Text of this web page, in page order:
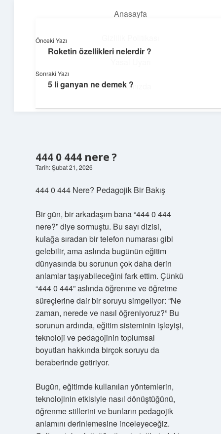
Anasayfa
Hakkımızda
Dijital dünyada keyifli bir macera!
444 0 444 nere ?
Tarih: Şubat 21, 2026
444 0 444 Nere? Pedagojik Bir Bakış
Bir gün, bir arkadaşım bana “444 0 444
nere?” diye sormuştu. Bu sayı dizisi,
kulağa sıradan bir telefon numarası gibi
gelebilir, ama aslında bugünün eğitim
dünyasında bu sorunun çok daha derin
anlamlar taşıyabileceğini fark ettim. Çünkü
“444 0 444” aslında öğrenme ve öğretme
süreçlerine dair bir soruyu simgeliyor: “Ne
zaman, nerede ve nasıl öğreniyoruz?” Bu
sorunun ardında, eğitim sisteminin işleyişi,
teknoloji ve pedagojinin toplumsal
boyutları hakkında birçok soruyu da
beraberinde getiriyor.
Bugün, eğitimde kullanılan yöntemlerin,
teknolojinin etkisiyle nasıl dönüştüğünü,
öğrenme stillerini ve bunların pedagojik
anlamını derinlemesine inceleyeceğiz.
Önceki Yazı
Roketin özellikleri nelerdir ?
Sonraki Yazı
5 li ganyan ne demek ?